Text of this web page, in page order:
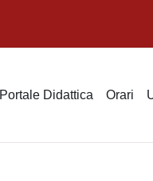
Portale Didattica Orari